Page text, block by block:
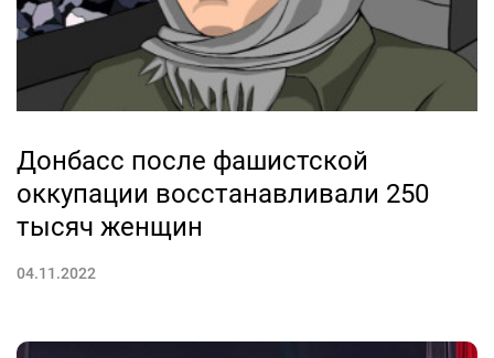
Донбасс после фашистской
оккупации восстанавливали 250
тысяч женщин
04.11.2022